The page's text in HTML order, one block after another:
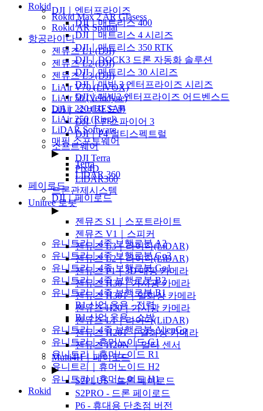
Rokid
Rokid Max 2 AR Glasess
Rokid AR Spatial
항공라이다
젠뮤즈 L1 (DJI)
젠뮤즈 L2 (DJI)
젠뮤즈 L3 (DJI)
LiAir V70 (LiVOX)
LiAir 50 (Velodyne)
LiAir 220 (HESAI)
LiAir 250 (Riegl)
LiDAR Software
매핑 소프트웨어
▶
Terra
LiDAR 360
페이로드
DJI｜페이로드
▶
젠뮤즈 S1｜스포트라이트
젠뮤즈 V1｜스피커
젠뮤즈 L3｜라이다(LiDAR)
젠뮤즈 L2｜라이다(LiDAR)
젠뮤즈 P1｜3D 매핑 카메라
젠뮤즈 H30｜가시광 카메라
젠뮤즈 H30T｜열화상 카메라
젠뮤즈 H20｜가시광 카메라
젠뮤즈 L1｜라이다(LiDAR)
젠뮤즈 H20T ｜열화상 카메라
젠뮤즈 H20N ｜멀티 센서
Multi4H｜페이로드
▶
S2PLUS - 드론 페이로드
S2PRO - 드론 페이로드
P6 - 휴대용 단초점 버전
DJI｜엔터프라이즈
DJI｜매트리스 400
DJI｜매트리스 4 시리즈
DJI｜매트리스 350 RTK
DJI｜DOCK3 드론 자동화 솔루션
DJI｜매트리스 30 시리즈
DJI｜매빅 3 엔터프라이즈 시리즈
DJI｜매빅2 엔터프라이즈 어드벤스드
DJI｜ 소비자 드론
DJI ｜인스파이어 3
DJI｜P4 멀티스펙트럴
소프트웨어
DJI Terra
Pix4D
LiDAR360
드론관제시스템
Unitree 로봇
유니트리｜4족 보행로봇 A2
유니트리｜4족 보행로봇 Go2
유니트리｜4족 보행로봇 Go1
유니트리｜4족 보행로봇 B2
유니트리｜4족 보행로봇 B1
B1 산업 응용 - 전력
B1 산업 응용 - 소방
유니트리｜4족 보행로봇 AlienGo
유니트리｜휴머노이드 G1
유니트리｜휴머노이드 R1
유니트리｜휴머노이드 H2
유니트리｜휴머노이드 H1
Rokid